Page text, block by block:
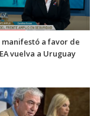
manifestó a favor de
vuelva a Uruguay